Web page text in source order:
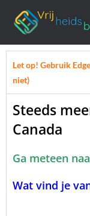
Let op! Gebruik
niet)
Steeds
Canada
Ga meteen
Wat vind je